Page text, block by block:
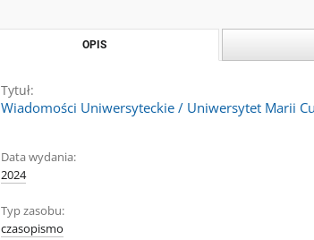
OPIS
Tytuł:
Wiadomości Uniwersyteckie / Uniwersytet Marii
Data wydania:
2024
Typ zasobu:
czasopismo